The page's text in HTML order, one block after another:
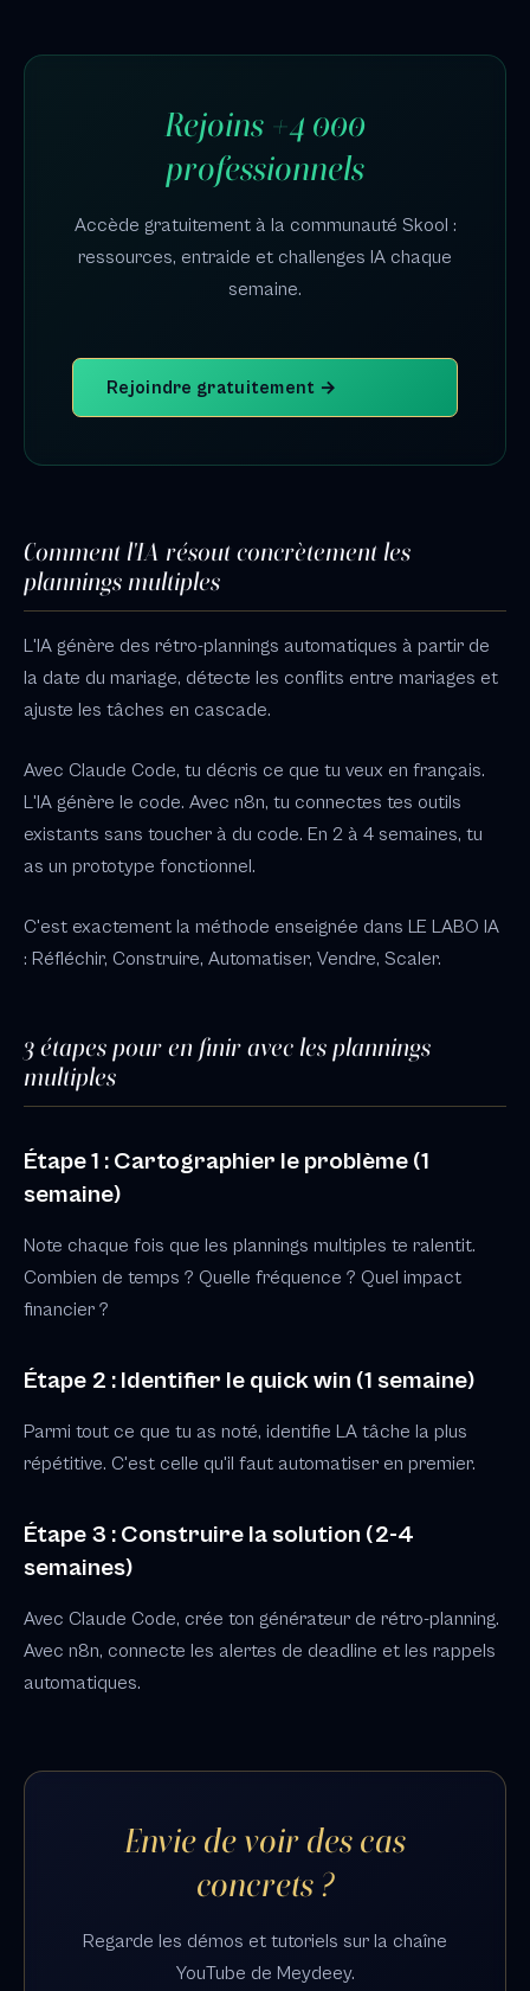
Rejoins +4 000
professionnels
Accède gratuitement à la communauté Skool :
ressources, entraide et challenges IA chaque
semaine.
Rejoindre gratuitement →
Comment l'IA résout concrètement les
plannings multiples
L'IA génère des rétro-plannings automatiques à partir de
la date du mariage, détecte les conflits entre mariages et
ajuste les tâches en cascade.
Avec Claude Code, tu décris ce que tu veux en français.
L'IA génère le code. Avec n8n, tu connectes tes outils
existants sans toucher à du code. En 2 à 4 semaines, tu
as un prototype fonctionnel.
C'est exactement la méthode enseignée dans LE LABO IA
: Réfléchir, Construire, Automatiser, Vendre, Scaler.
3 étapes pour en finir avec les plannings
multiples
Étape 1 : Cartographier le problème (1
semaine)
Note chaque fois que les plannings multiples te ralentit.
Combien de temps ? Quelle fréquence ? Quel impact
financier ?
Étape 2 : Identifier le quick win (1 semaine)
Parmi tout ce que tu as noté, identifie LA tâche la plus
répétitive. C'est celle qu'il faut automatiser en premier.
Étape 3 : Construire la solution (2-4
semaines)
Avec Claude Code, crée ton générateur de rétro-planning.
Avec n8n, connecte les alertes de deadline et les rappels
automatiques.
Envie de voir des cas
concrets ?
Regarde les démos et tutoriels sur la chaîne
YouTube de Meydeey.